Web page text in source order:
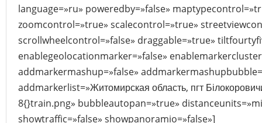
language=»ru» poweredby=»false»
zoomcontrol=»true» scalecontrol=»true»
scrollwheelcontrol=»false» draggable=»true»
enablegeolocationmarker=»false»
addmarkermashup=»false»
addmarkerlist=»Житомирская область, пгт
8{}train.png» bubbleautopan=»true»
showtraffic=»false» showpanoramio=»false»]